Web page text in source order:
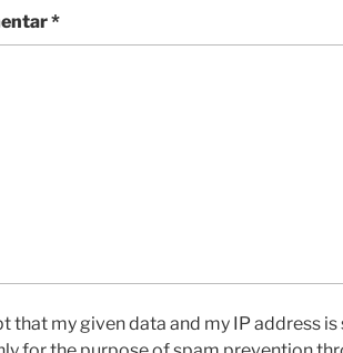
*
that my given data and my IP address is